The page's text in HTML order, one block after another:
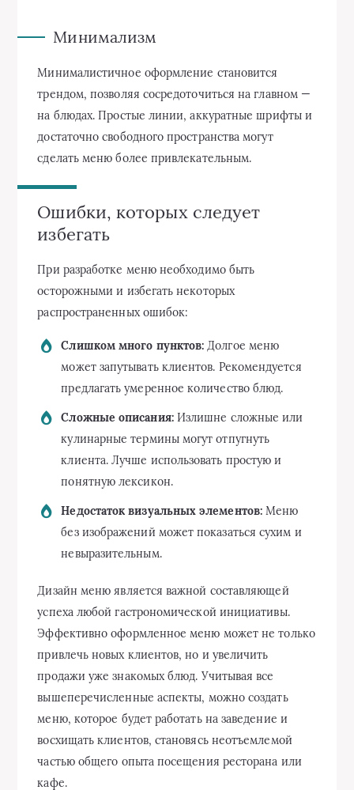
Минимализм
Минималистичное оформление становится
трендом, позволяя сосредоточиться на главном —
на блюдах. Простые линии, аккуратные шрифты и
достаточно свободного пространства могут
сделать меню более привлекательным.
Ошибки, которых следует
избегать
При разработке меню необходимо быть
осторожными и избегать некоторых
распространенных ошибок:
Слишком много пунктов: Долгое меню
может запутывать клиентов. Рекомендуется
предлагать умеренное количество блюд.
Сложные описания:Излишне сложные или
кулинарные термины могут отпугнуть
клиента. Лучше использовать простую и
понятную лексикон.
Недостаток визуальных элементов:Меню
без изображений может показаться сухим и
невыразительным.
Дизайн меню является важной составляющей
успеха любой гастрономической инициативы.
Эффективно оформленное меню может не только
привлечь новых клиентов, но и увеличить
продажи уже знакомых блюд. Учитывая все
вышеперечисленные аспекты, можно создать
меню, которое будет работать на заведение и
восхищать клиентов, становясь неотъемлемой
частью общего опыта посещения ресторана или
кафе.